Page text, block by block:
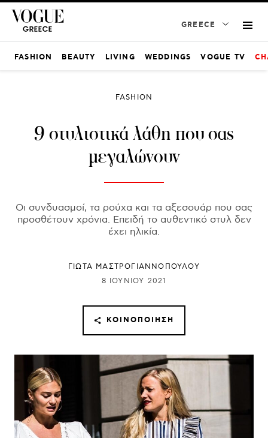
GREECE
FASHION BEAUTY LIVING WEDDINGS VOGUE TV
FASHION
9 στυλιστικά λάθη που σας
μεγαλώνουν
Οι συνδυασμοί, τα ρούχα και τα αξεσουάρ που σας
προσθέτουν χρόνια. Επειδή το αυθεντικό στυλ δεν
έχει ηλικία.
ΓΙΩΤΑ ΜΑΣΤΡΟΓΙΑΝΝΟΠΟΥΛΟΥ
8 ΙΟΥΝΊΟΥ 2021
ΚΟΙΝΟΠΟΊΗΣΗ